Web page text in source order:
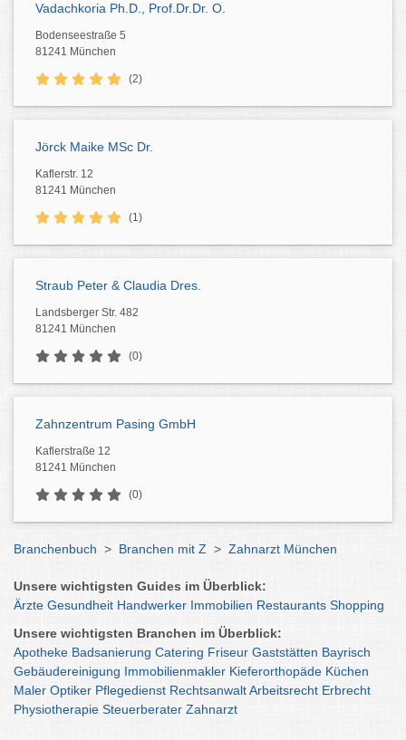
Vadachkoria Ph.D., Prof.Dr.Dr. O.
Bodenseestraße 5
81241 München
(2)
Jörck Maike MSc Dr.
Kaflerstr. 12
81241 München
(1)
Straub Peter & Claudia Dres.
Landsberger Str. 482
81241 München
(0)
Zahnzentrum Pasing GmbH
Kaflerstraße 12
81241 München
(0)
Branchenbuch > Branchen mit Z > Zahnarzt München
Unsere wichtigsten Guides im Überblick:
Ärzte Gesundheit Handwerker Immobilien Restaurants Shopping
Unsere wichtigsten Branchen im Überblick:
Apotheke Badsanierung Catering Friseur Gaststätten Bayrisch
Gebäudereinigung Immobilienmakler Kieferorthopäde Küchen
Maler Optiker Pflegedienst RechtsanwaltArbeitsrecht Erbrecht
Physiotherapie Steuerberater Zahnarzt